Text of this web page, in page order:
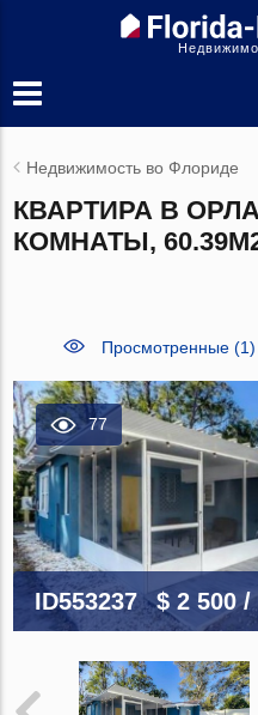
Недвижимость во Флориде
КВАРТИРА В
КОМНАТЫ,
Просмотренные (1)
77
ID553237 $ 2 500/